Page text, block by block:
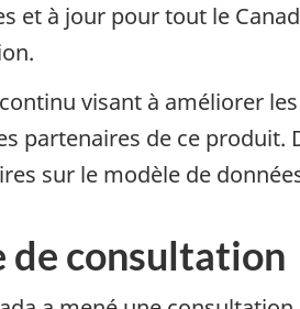
et à jour pour tout le
visant à améliorer
partenaires de ce
sur le modèle de
de consultation